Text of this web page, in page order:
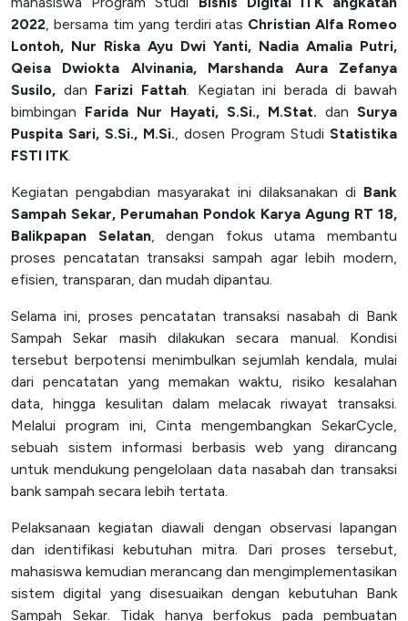
SPEAK
Lapor
Satgas PPKPT
Laporan Keuangan
2022, bersama tim yang terdiri atas Christian Alfa Romeo
Lontoh, Nur Riska Ayu Dwi Yanti, Nadia Amalia Putri,
Qeisa Dwiokta Alvinania, Marshanda Aura Zefanya
Susilo, dan Farizi Fattah. Kegiatan ini berada di bawah
bimbingan Farida Nur Hayati, S.Si., M.Stat. dan Surya
Puspita Sari, S.Si., M.Si., dosen Program Studi Statistika
FSTI ITK.
Kegiatan pengabdian masyarakat ini dilaksanakan di Bank
Sampah Sekar, Perumahan Pondok Karya Agung RT 18,
Balikpapan Selatan, dengan fokus utama membantu
proses pencatatan transaksi sampah agar lebih modern,
efisien, transparan, dan mudah dipantau.
Selama ini, proses pencatatan transaksi nasabah di Bank
Sampah Sekar masih dilakukan secara manual. Kondisi
tersebut berpotensi menimbulkan sejumlah kendala, mulai
dari pencatatan yang memakan waktu, risiko kesalahan
data, hingga kesulitan dalam melacak riwayat transaksi.
Melalui program ini, Cinta mengembangkan SekarCycle,
sebuah sistem informasi berbasis web yang dirancang
untuk mendukung pengelolaan data nasabah dan transaksi
bank sampah secara lebih tertata.
Pelaksanaan kegiatan diawali dengan observasi lapangan
dan identifikasi kebutuhan mitra. Dari proses tersebut,
mahasiswa kemudian merancang dan mengimplementasikan
sistem digital yang disesuaikan dengan kebutuhan Bank
Sampah Sekar. Tidak hanya berfokus pada pembuatan